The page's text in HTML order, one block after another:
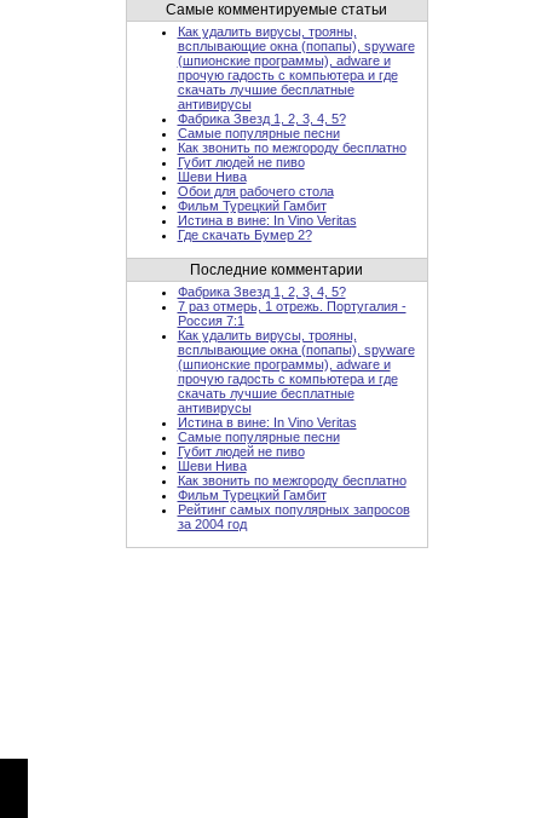
Самые комментируемые статьи
Как удалить вирусы, трояны,
всплывающие окна (попапы), spyware
(шпионские программы), adware и
прочую гадость с компьютера и где
скачать лучшие бесплатные
антивирусы
Фабрика Звезд 1, 2, 3, 4, 5?
Самые популярные песни
Как звонить по межгороду бесплатно
Губит людей не пиво
Шеви Нива
Обои для рабочего стола
Фильм Турецкий Гамбит
Истина в вине: In Vino Veritas
Где скачать Бумер 2?
Последние комментарии
Фабрика Звезд 1, 2, 3, 4, 5?
7 раз отмерь, 1 отрежь. Португалия -
Россия 7:1
Как удалить вирусы, трояны,
всплывающие окна (попапы), spyware
(шпионские программы), adware и
прочую гадость с компьютера и где
скачать лучшие бесплатные
антивирусы
Истина в вине: In Vino Veritas
Самые популярные песни
Губит людей не пиво
Шеви Нива
Как звонить по межгороду бесплатно
Фильм Турецкий Гамбит
Рейтинг самых популярных запросов
за 2004 год